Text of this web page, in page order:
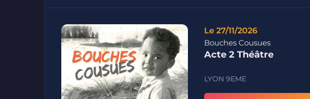
Le 27/11/2026
Bouches Cousues
Acte 2 Théâtre
LYON 9EME